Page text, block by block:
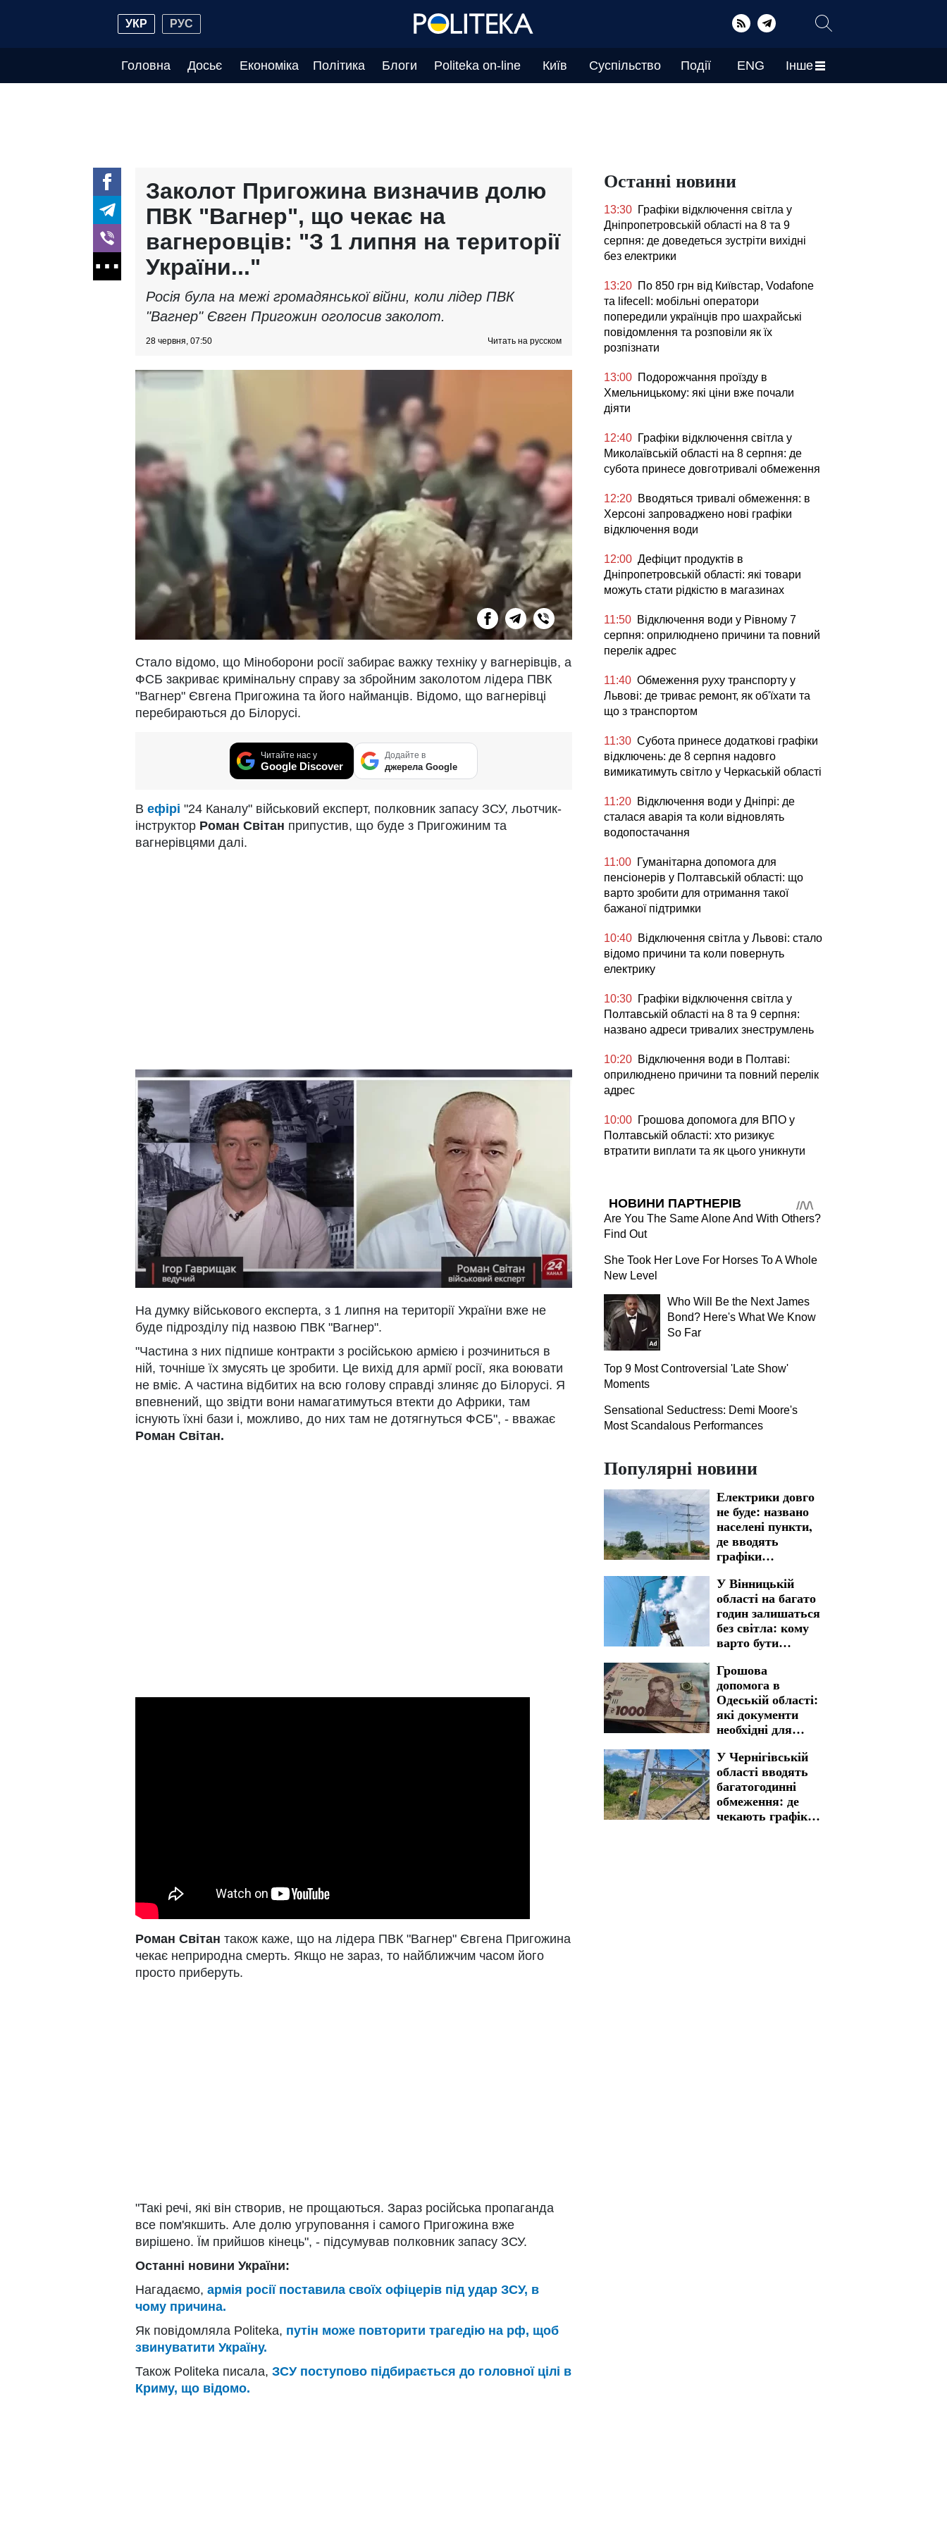
УКР РУС
Головна Досьє Економіка Політика Блоги Politeka on-line Київ Суспільство Події ENG Інше
Заколот Пригожина визначив долю
ПВК "Вагнер", що чекає на
вагнеровців: "З 1 липня на території
України..."
Росія була на межі громадянської війни, коли лідер ПВК
"Вагнер" Євген Пригожин оголосив заколот.
28 червня, 07:50 Читать на русском
Стало відомо, що Міноборони росії забирає важку техніку у вагнерівців, а
ФСБ закриває кримінальну справу за збройним заколотом лідера ПВК
"Вагнер" Євгена Пригожина та його найманців. Відомо, що вагнерівці
перебираються до Білорусі.
Читайте нас у
Google Discover
Додайте в
джерела Google
В ефірі "24 Каналу" військовий експерт, полковник запасу ЗСУ, льотчик-
інструктор Роман Світан припустив, що буде з Пригожиним та
вагнерівцями далі.
На думку військового експерта, з 1 липня на території України вже не
буде підрозділу під назвою ПВК "Вагнер".
"Частина з них підпише контракти з російською армією і розчиниться в
ній, точніше їх змусять це зробити. Це вихід для армії росії, яка воювати
не вміє. А частина відбитих на всю голову справді злиняє до Білорусі. Я
впевнений, що звідти вони намагатимуться втекти до Африки, там
існують їхні бази і, можливо, до них там не дотягнуться ФСБ", - вважає
Роман Світан.
Роман Світан також каже, що на лідера ПВК "Вагнер" Євгена Пригожина
чекає неприродна смерть. Якщо не зараз, то найближчим часом його
просто приберуть.
"Такі речі, які він створив, не прощаються. Зараз російська пропаганда
все пом'якшить. Але долю угруповання і самого Пригожина вже
вирішено. Їм прийшов кінець", - підсумував полковник запасу ЗСУ.
Останні новини України:
Нагадаємо, армія росії поставила своїх офіцерів під удар ЗСУ, в
чому причина.
Як повідомляла Politeka, путін може повторити трагедію на рф, щоб
звинуватити Україну.
Також Politeka писала, ЗСУ поступово підбирається до головної цілі в
Криму, що відомо.
Останні новини
13:30 Графіки відключення світла у
Дніпропетровській області на 8 та 9
серпня: де доведеться зустріти вихідні
без електрики
13:20 По 850 грн від Київстар, Vodafone
та lifecell: мобільні оператори
попередили українців про шахрайські
повідомлення та розповіли як їх
розпізнати
13:00 Подорожчання проїзду в
Хмельницькому: які ціни вже почали
діяти
12:40 Графіки відключення світла у
Миколаївській області на 8 серпня: де
субота принесе довготривалі обмеження
12:20 Вводяться тривалі обмеження: в
Херсоні запроваджено нові графіки
відключення води
12:00 Дефіцит продуктів в
Дніпропетровській області: які товари
можуть стати рідкістю в магазинах
11:50 Відключення води у Рівному 7
серпня: оприлюднено причини та повний
перелік адрес
11:40 Обмеження руху транспорту у
Львові: де триває ремонт, як об'їхати та
що з транспортом
11:30 Субота принесе додаткові графіки
відключень: де 8 серпня надовго
вимикатимуть світло у Черкаській області
11:20 Відключення води у Дніпрі: де
сталася аварія та коли відновлять
водопостачання
11:00 Гуманітарна допомога для
пенсіонерів у Полтавській області: що
варто зробити для отримання такої
бажаної підтримки
10:40 Відключення світла у Львові: стало
відомо причини та коли повернуть
електрику
10:30 Графіки відключення світла у
Полтавській області на 8 та 9 серпня:
названо адреси тривалих знеструмлень
10:20 Відключення води в Полтаві:
оприлюднено причини та повний перелік
адрес
10:00 Грошова допомога для ВПО у
Полтавській області: хто ризикує
втратити виплати та як цього уникнути
НОВИНИ ПАРТНЕРІВ
Are You The Same Alone And With Others?
Find Out
She Took Her Love For Horses To A Whole
New Level
Who Will Be the Next James
Bond? Here's What We Know
So Far
Top 9 Most Controversial 'Late Show'
Moments
Sensational Seductress: Demi Moore's
Most Scandalous Performances
Популярні новини
Електрики довго
не буде: названо
населені пункти,
де вводять
графіки
світла у
Кіровоградській
області на 7
серпня
У Вінницькій
області на багато
годин залишаться
без світла: кому
варто бути
графіків
відключення на 7
серпня
Грошова
допомога в
Одеській області:
які документи
необхідні для
отримання
У Чернігівській
області вводять
багатогодинні
обмеження: де
чекають графіки